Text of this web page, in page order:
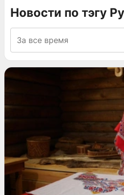
Новости по тэгу